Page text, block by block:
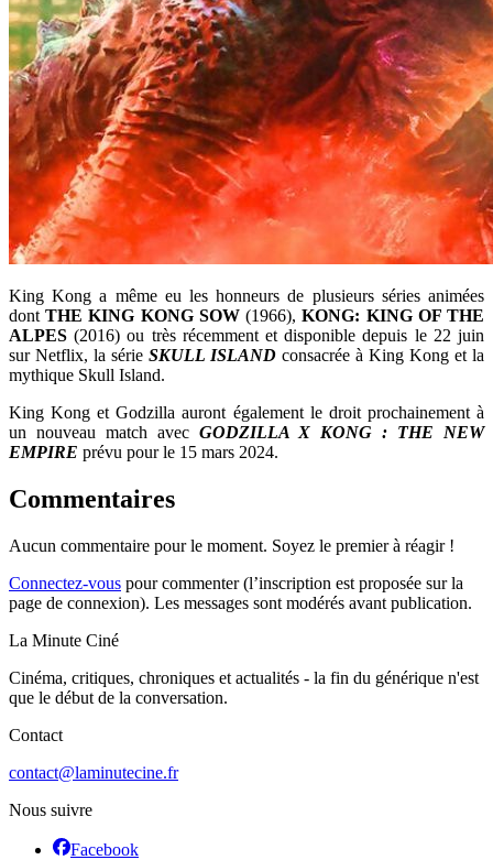
King Kong a même eu les honneurs de plusieurs séries animées
dontTHE KING KONG SOW(1966),KONG: KING OF THE
ALPES (2016) ou très récemment et disponible depuis le 22 juin
sur Netflix, la série SKULL ISLAND consacrée à King Kong et la
mythique Skull Island.
King Kong et Godzilla auront également le droit prochainement à
un nouveau match avec GODZILLA X KONG : THE NEW
EMPIRE prévu pour le 15 mars 2024.
Commentaires
Aucun commentaire pour le moment. Soyez le premier à réagir !
Connectez-vous pour commenter (l’inscription est proposée sur la
page de connexion). Les messages sont modérés avant publication.
La Minute Ciné
Cinéma, critiques, chroniques et actualités - la fin du générique n'est
que le début de la conversation.
Contact
contact@laminutecine.fr
Nous suivre
Facebook